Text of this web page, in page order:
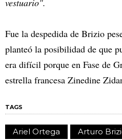
Fue la despedida de Brizio
planteó la posibilidad de que
era difícil porque en Fase de
estrella francesa Zinedine
TAGS
Ariel Ortega Arturo